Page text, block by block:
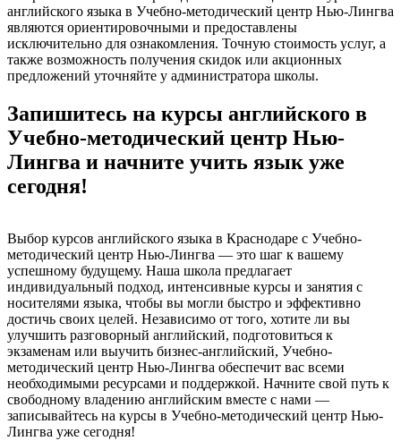
английского языка в Учебно-методический центр Нью-Лингва
являются ориентировочными и предоставлены
исключительно для ознакомления. Точную стоимость услуг, а
также возможность получения скидок или акционных
предложений уточняйте у администратора школы.
Запишитесь на курсы английского в
Учебно-методический центр Нью-
Лингва и начните учить язык уже
сегодня!
Выбор курсов английского языка в Краснодаре с Учебно-
методический центр Нью-Лингва — это шаг к вашему
успешному будущему. Наша школа предлагает
индивидуальный подход, интенсивные курсы и занятия с
носителями языка, чтобы вы могли быстро и эффективно
достичь своих целей. Независимо от того, хотите ли вы
улучшить разговорный английский, подготовиться к
экзаменам или выучить бизнес-английский, Учебно-
методический центр Нью-Лингва обеспечит вас всеми
необходимыми ресурсами и поддержкой. Начните свой путь к
свободному владению английским вместе с нами —
записывайтесь на курсы в Учебно-методический центр Нью-
Лингва уже сегодня!